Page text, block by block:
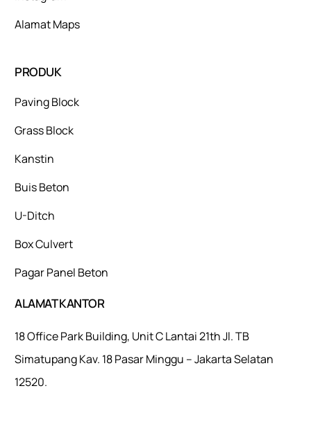
Alamat Maps
PRODUK
Paving Block
Grass Block
Kanstin
Buis Beton
U-Ditch
Box Culvert
Pagar Panel Beton
ALAMAT KANTOR
18 Office Park Building, Unit C Lantai 21th Jl. TB
Simatupang Kav. 18 Pasar Minggu – Jakarta Selatan
12520.